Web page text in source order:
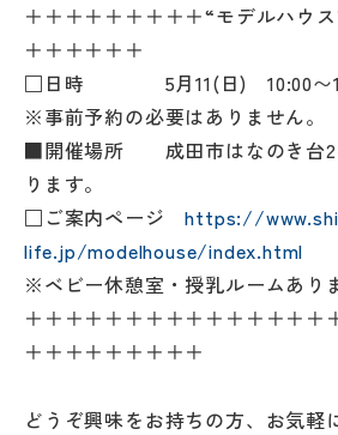
＋＋＋＋＋＋＋＋＋“モデルハウ
＋＋＋＋＋＋
□日時 5月11(日) 10:00〜
※事前予約の必要はありません。
■開催場所 成田市はなのき台
ります。
□ご案内ページhttps://
life.jp/modelhouse/index.html
※ベビー休憩室・授乳ルームあり
＋＋＋＋＋＋＋＋＋＋＋＋＋＋＋
＋＋＋＋＋＋＋＋＋
どうぞ興味をお持ちの方、お気軽